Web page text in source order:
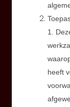
1.
heeft